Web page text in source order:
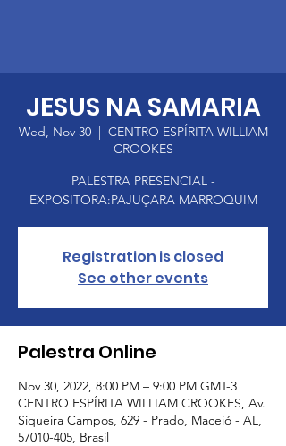
JESUS NA SAMARIA
Wed, Nov 30
  |
CENTRO ESPÍRITA WILLIAM
CROOKES
PALESTRA PRESENCIAL -
EXPOSITORA:PAJUÇARA MARROQUIM
Registration is closed
See other events
Palestra Online
Nov 30, 2022, 8:00 PM – 9:00 PM GMT-3
CENTRO ESPÍRITA WILLIAM CROOKES, Av.
Siqueira Campos, 629 - Prado, Maceió - AL,
57010-405, Brasil